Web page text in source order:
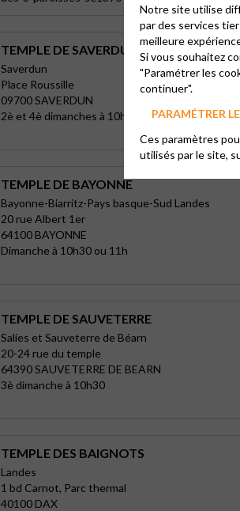
TEMPLE DE SAVERDUN
Saverdun
Place Roussille
09700 SAVERDUN
2è et 4è dimanches à 10h30
TEMPLE DE BAYONNE
Bayonne-Biarritz-Pays basque-Sud Landes
20 rue Albert 1er
64100 BAYONNE
Dimanche à 10h30 ou 11h
TEMPLE DE SAUVETERRE
Salies et Sauveterre de Béarn
20-24 rue du temple
64390 SAUVETERRE DE BEARN
3è dimanche à 10h30
TEMPLE DES BAIGNOTS
Landes
1 bd Carnot, Parc thermal
40100 DAX
Notre site utilise
par des services
meilleure
Si vous souhaitez
"Paramétrer les
continuer".
PARAMÉTRER
Ces paramètres
utilisés par le site,